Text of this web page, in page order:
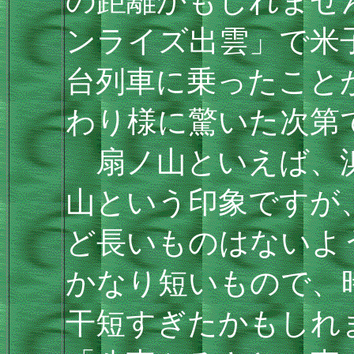
ンライズ出雲」で米
台列車に乗ったこと
わり様に驚いた次第
扇ノ山といえば、
山という印象ですが
ど長いものはないよ
かなり短いもので、
干短すぎたかもしれ